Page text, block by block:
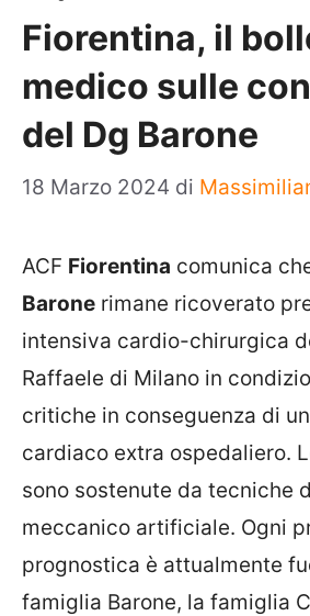
Fiorentina, il
medico sulle
del Dg Barone
18 Marzo 2024 di
ACF Fiorentina comunica
Barone rimane ricoverato
intensiva cardio-chirurgica
Raffaele di Milano in
critiche in conseguenza di
cardiaco extra ospedaliero.
sono sostenute da tecniche
meccanico artificiale. Ogni
prognostica è attualmente
famiglia Barone, la famiglia